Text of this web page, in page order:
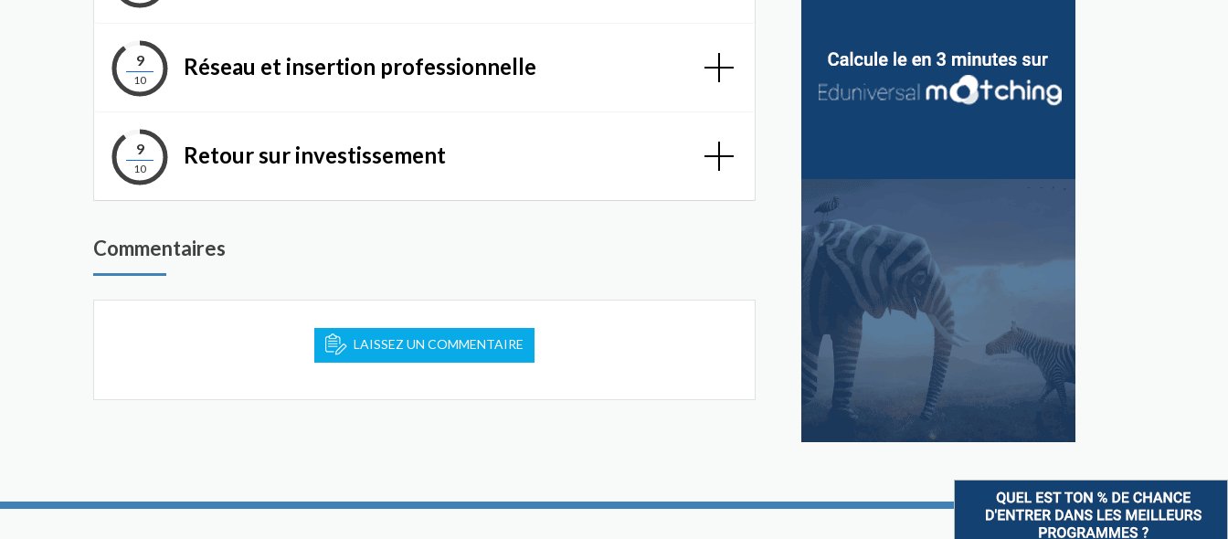
9
10
Réseau et insertion professionnelle
9
10
Retour sur investissement
Commentaires
LAISSEZ UN COMMENTAIRE